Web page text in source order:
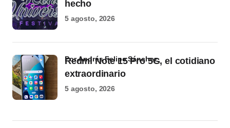
hecho
5 agosto, 2026
Redmi Note 15 Pro 5G, el cotidiano
extraordinario
por Andrés Felipe Sánchez
5 agosto, 2026